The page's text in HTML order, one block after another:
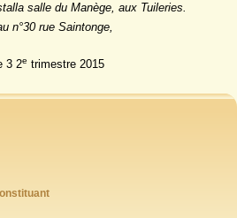
salle du Manège, aux Tuileries.
n°30 rue Saintonge,
3 2e trimestre 2015